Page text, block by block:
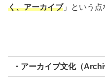
く、アーカイブ」という点
・アーカイブ文化（